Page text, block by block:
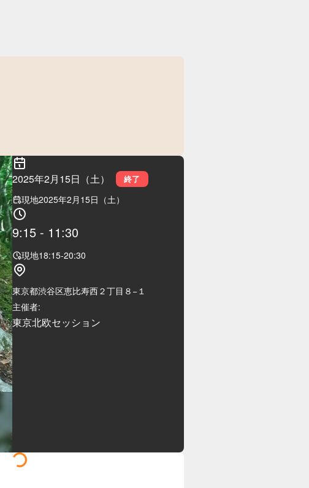
2025年2月15日（土） 終了
現地2025年2月15日（土）
9:15 - 11:30
現地18:15-20:30
東京都渋谷区恵比寿西２丁目８−１
主催者:
東京北欧セッション